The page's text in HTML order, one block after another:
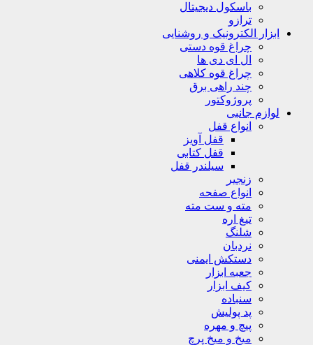
باسکول دیجیتال
ترازو
ابزار الکترونیک و روشنایی
چراغ قوه دستی
ال ای دی ها
چراغ قوه کلاهی
چند راهی برق
پروژوکتور
لوازم جانبی
انواع قفل
قفل آویز
قفل کتابی
سیلندر قفل
زنجیر
انواع صفحه
مته و ست مته
تیغ اره
شلنگ
نردبان
دستکش ایمنی
جعبه ابزار
کیف ابزار
سنباده
پد پولیش
پیچ و مهره
میخ و میخ پرچ